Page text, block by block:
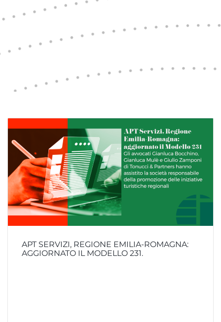
APT SERVIZI, REGIONE EMILIA-ROMAGNA:
AGGIORNATO IL MODELLO 231.